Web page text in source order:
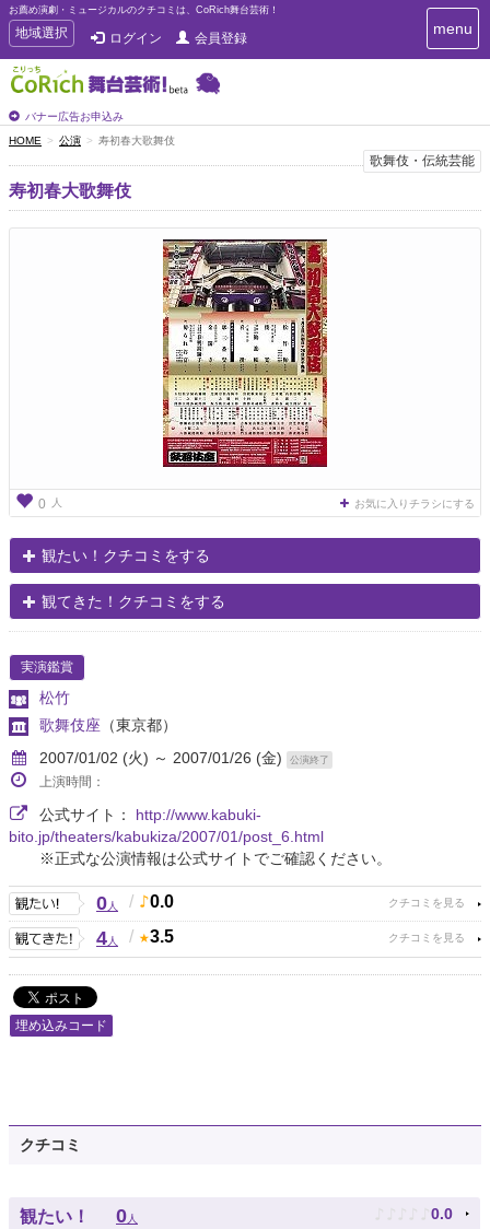
お薦め演劇・ミュージカルのクチコミは、CoRich舞台芸術！
T
o
g
g
e
n
a
v
i
地域選択 ログイン 会員登録
バナー広告お申込み
T
o
n
i
menu
HOME 公演 寿初春大歌舞伎
歌舞伎・伝統芸能
寿初春大歌舞伎
0 人 お気に入りチラシにする
観たい！クチコミをする
観てきた！クチコミをする
実演鑑賞
松竹
歌舞伎座 （東京都）
2007/01/02 (火) ～ 2007/01/26 (金)
公演終了
上演時間：
公式サイト： http://www.kabuki-
bito.jp/theaters/kabukiza/2007/01/post_6.html
※正式な公演情報は公式サイトでご確認ください。
0人 / 0.0
4人 / 3.5
埋め込みコード
クチコミ
観たい！ 0人 ♪ ♪ ♪ ♪ ♪ 0.0